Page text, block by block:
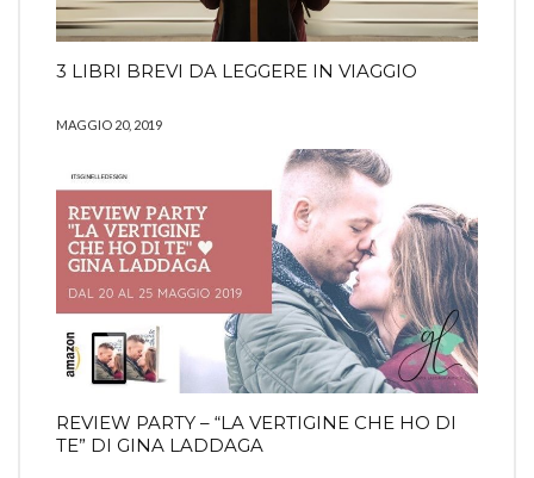
3 LIBRI BREVI DA LEGGERE IN VIAGGIO
MAGGIO 20, 2019
REVIEW PARTY – “LA VERTIGINE CHE HO DI
TE” DI GINA LADDAGA